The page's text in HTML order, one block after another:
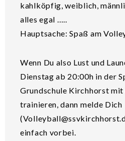
kahlköpfig, weiblich,
alles egal …..
Hauptsache: Spaß am
Wenn Du also Lust und
Dienstag ab 20:00h in der
Grundschule Kirchhorst
trainieren, dann melde
einfach vorbei.